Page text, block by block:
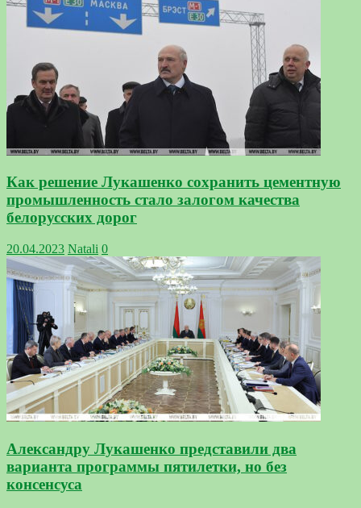
Как решение Лукашенко сохранить цементную
промышленность стало залогом качества
белорусских дорог
20.04.2023 Natali 0
Александру Лукашенко представили два
варианта программы пятилетки, но без
консенсуса